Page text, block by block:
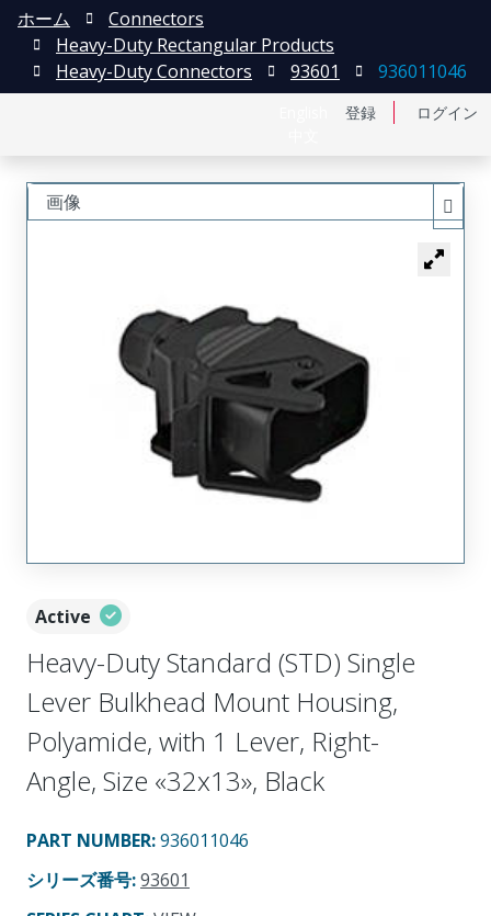
登録 ログイン
ホーム
Connectors
Heavy-Duty Rectangular Products
Heavy-Duty Connectors
93601 936011046
Active
Heavy-Duty Standard (STD) Single
Lever Bulkhead Mount Housing,
Polyamide, with 1 Lever, Right-
Angle, Size «32x13», Black
PART NUMBER:936011046
シリーズ番号:93601
画像